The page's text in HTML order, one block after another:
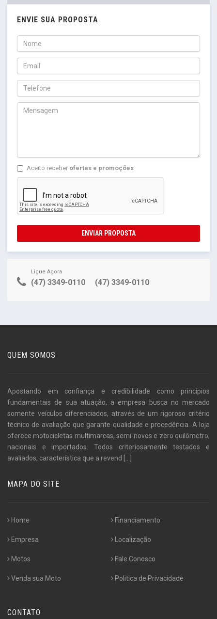
ENVIE SUA PROPOSTA
Aceito receber ofertas e promoções
ENVIAR PROPOSTA
Ligue Agora
(47) 3349-0110 (47) 3349-0110
QUEM SOMOS
Apostando em confiança e credibilidade como princípios
fundamentais de sua atuação, a empresa busca no mercado
somente veículos diferenciados, através de um rigoroso critério
técnico de avaliação que garante qualidade e procedência. A loja
oferece motocicletas multimarcas, semi-novos e zero quilômetro,
nacionais e importados. Todos criteriosamente testados e
avaliados, característica que a revend [...]
MAPA DO SITE
Home
Empresa
Motos
Venda sua Moto
Financiamento
Localização
Fale Conosco
Politica de Privacidade
CONTATO